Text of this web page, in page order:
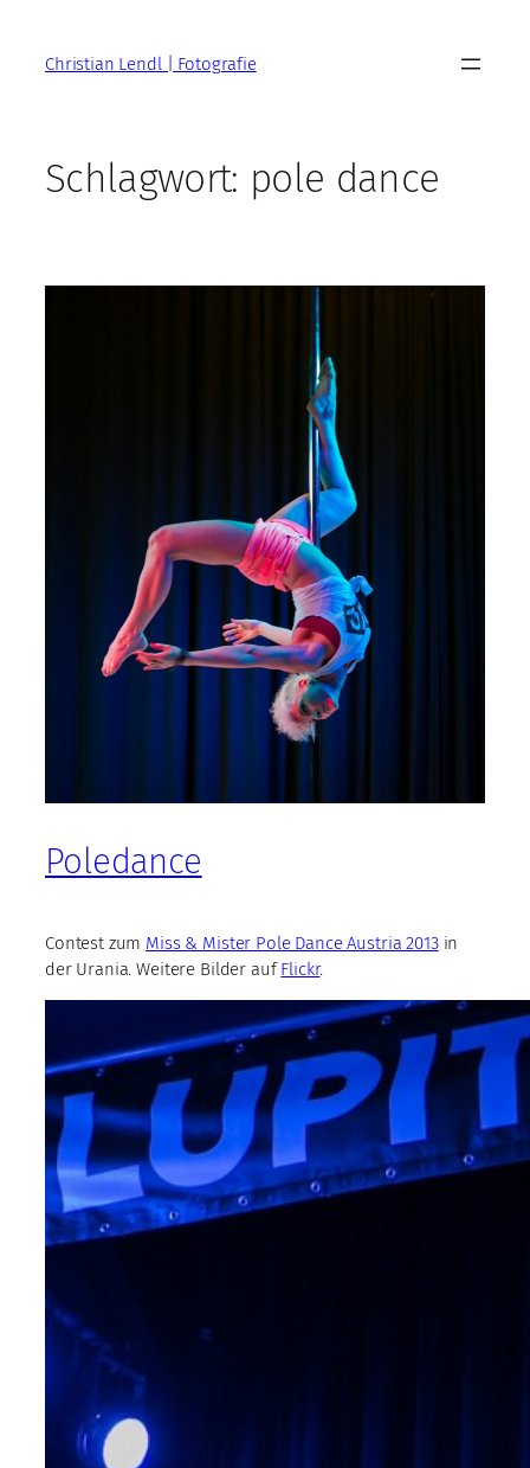
springenChristian Lendl | Fotografie
Schlagwort: pole dance
Poledance
Contest zum Miss & Mister Pole Dance Austria 2013in
der Urania. Weitere Bilder aufFlickr.